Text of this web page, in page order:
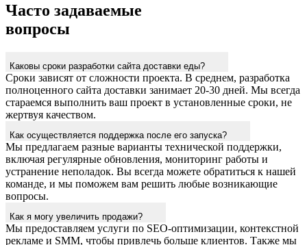
Часто задаваемые
вопросы
Каковы сроки разработки сайта доставки еды?
Сроки зависят от сложности проекта. В среднем, разработка
полноценного сайта доставки занимает 20-30 дней. Мы всегда
стараемся выполнить ваш проект в установленные сроки, не
жертвуя качеством.
Как осуществляется поддержка после его запуска?
Мы предлагаем разные варианты технической поддержки,
включая регулярные обновления, мониторинг работы и
устранение неполадок. Вы всегда можете обратиться к нашей
команде, и мы поможем вам решить любые возникающие
вопросы.
Как я могу увеличить продажи?
Мы предоставляем услуги по SEO-оптимизации, контекстной
рекламе и SMM, чтобы привлечь больше клиентов. Также мы